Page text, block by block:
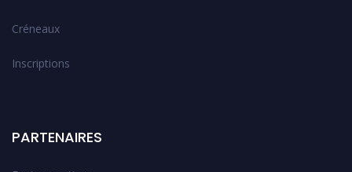
Créneaux
Inscriptions
PARTENAIRES